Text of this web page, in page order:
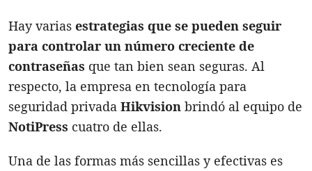
Hay varias estrategias que se pueden seguir
para controlar un número creciente de
contraseñas que tan bien sean seguras. Al
respecto, la empresa en tecnología para
seguridad privada Hikvision brindó al equipo de
NotiPress cuatro de ellas.
Una de las formas más sencillas y efectivas es